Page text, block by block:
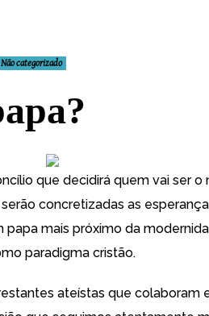
Não categorizado
que decidirá quem vai ser o
concretizadas as
mais próximo da
paradigma cristão.
ateístas que colaboram